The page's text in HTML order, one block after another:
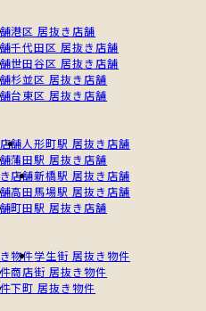
港区 居抜き店舗
千代田区 居抜き店舗
世田谷区 居抜き店舗
杉並区 居抜き店舗
台東区 居抜き店舗
舗人形町駅 居抜き店舗
蒲田駅 居抜き店舗
店舗新橋駅 居抜き店舗
高田馬場駅 居抜き店舗
町田駅 居抜き店舗
物件学生街 居抜き物件
商店街 居抜き物件
下町 居抜き物件